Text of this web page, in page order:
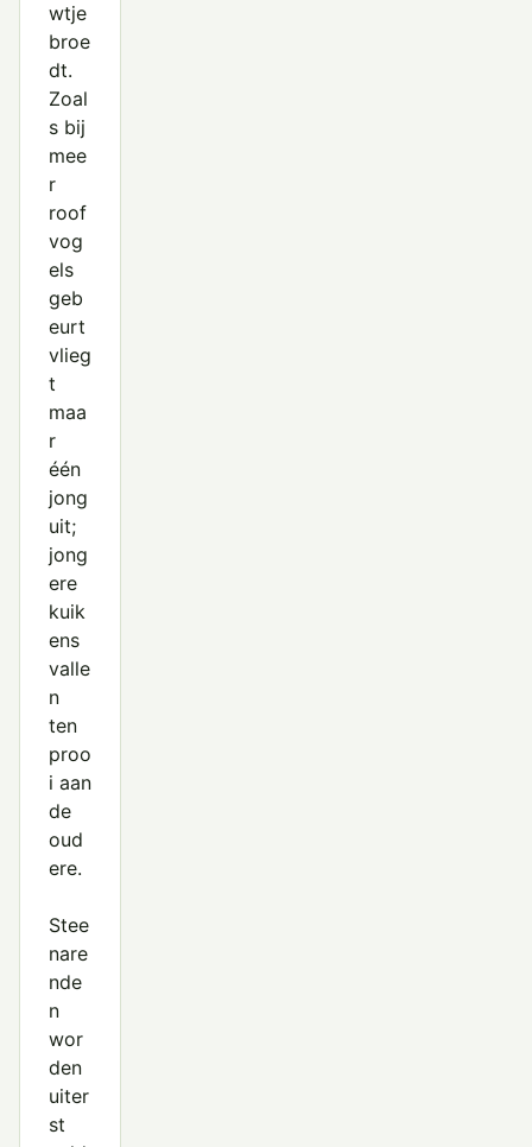
wtje
broe
dt.
Zoal
s bij
mee
r
roof
vog
els
geb
eurt
vlieg
t
maa
r
één
jong
uit;
jong
ere
kuik
ens
valle
n
ten
proo
i aan
de
oud
ere.
Stee
nare
nde
n
wor
den
uiter
st